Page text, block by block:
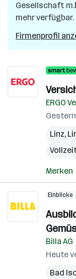
Gesellschaft
mehr verfügbar.
Firmenprofil
ERGO
Linz,
Merken
Einblicke
Billa AG
Heute
Bad